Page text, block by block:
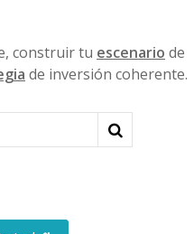
construir tu escenario de
de inversión coherente.